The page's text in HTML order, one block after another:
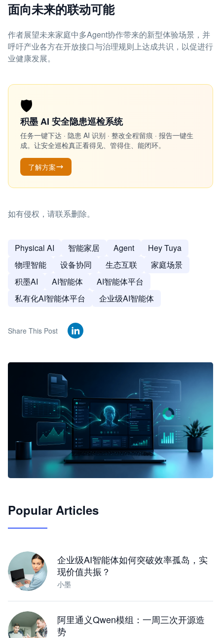
面向未来的联动可能
作者展望未来家庭中多Agent协作带来的新型体验场景，并
呼吁产业各方在开放接口与治理规则上达成共识，以促进行
业健康发展。
🛡️
积墨 AI 安全隐患巡检系统
任务一键下达 · 隐患 AI 识别 · 整改全程留痕 · 报告一键生
成。让安全巡检真正看得见、管得住、能闭环。
了解方案
如有侵权，请联系删除。
Physical AI 智能家居 Agent
Hey Tuya
物理智能
设备协同 生态互联
家庭场景
积墨AI
AI智能体
AI智能体平台
私有化AI智能体平台
企业级AI智能体
Share This Post
JimoClaw 桌面 AI Agent 工作台
Popular Articles
企业级AI智能体如何突破效率孤岛，实
现价值共振？
小墨
阿里通义Qwen模组：一周三次开源造
势